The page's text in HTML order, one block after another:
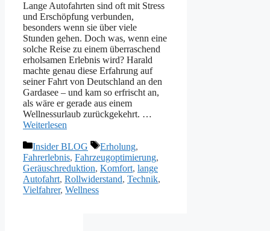
Lange Autofahrten sind oft mit Stress
und Erschöpfung verbunden,
besonders wenn sie über viele
Stunden gehen. Doch was, wenn eine
solche Reise zu einem überraschend
erholsamen Erlebnis wird? Harald
machte genau diese Erfahrung auf
seiner Fahrt von Deutschland an den
Gardasee – und kam so erfrischt an,
als wäre er gerade aus einem
Wellnessurlaub zurückgekehrt. …
Weiterlesen
Kategorien
Insider BLOG Schlagwörter
Erholung,
Fahrerlebnis, Fahrzeugoptimierung,
Geräuschreduktion, Komfort, lange
Autofahrt, Rollwiderstand, Technik,
Vielfahrer, Wellness